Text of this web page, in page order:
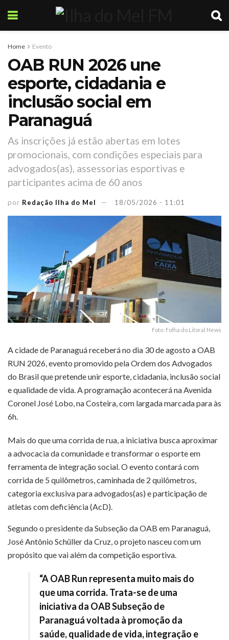
Home Evento
OAB RUN 2026 une
esporte, cidadania e
inclusão social em
Paranaguá
As inscrições já estão abertas em lotes
promocionais, com condições especiais para
advogados(as), assessorias esportivas e
participantes acima de 60 anos
por Redação Ilha do Mel 18/05/2026 - 11:01
Foto: Folha do Litoral News
A cidade de Paranaguá receberá no dia 30 de agosto a OAB
RUN 2026, evento promovido pela Ordem dos Advogados
do Brasil que pretende unir esporte, cidadania, inclusão social
e qualidade de vida. A programação acontecerá na Avenida
Coronel José Lobo, na Costeira, com largada marcada para às
6h.
Mais do que uma corrida de rua, a iniciativa busca aproximar
a advocacia da comunidade e transformar o esporte em
ferramenta de integração social. O evento contará com
corrida de 5 quilômetros, caminhada de 2 quilômetros,
categoria exclusiva para advogados(as) e participação de
atletas com deficiência (AcD).
Segundo o presidente da Subseção da OAB em Paranaguá,
José Antônio Schüller da Cruz, o projeto nasceu com um
propósito que vai além da competição esportiva.
“A OAB Run representa muito mais do
que uma corrida. Trata-se de uma
iniciativa da OAB Subseção de
Paranaguá voltada à promoção da
saúde, qualidade de vida, integração e